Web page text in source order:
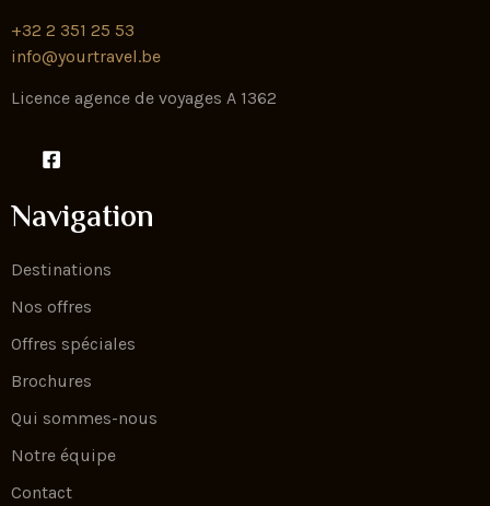
+32 2 351 25 53
info@yourtravel.be
Licence agence de voyages A 1362
Navigation
Destinations
Nos offres
Offres spéciales
Brochures
Qui sommes-nous
Notre équipe
Contact